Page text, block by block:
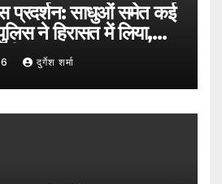
प्रदर्शन: साधुओं समेत कई
ने हिरासत में लिया,
दुर्गेश शर्मा